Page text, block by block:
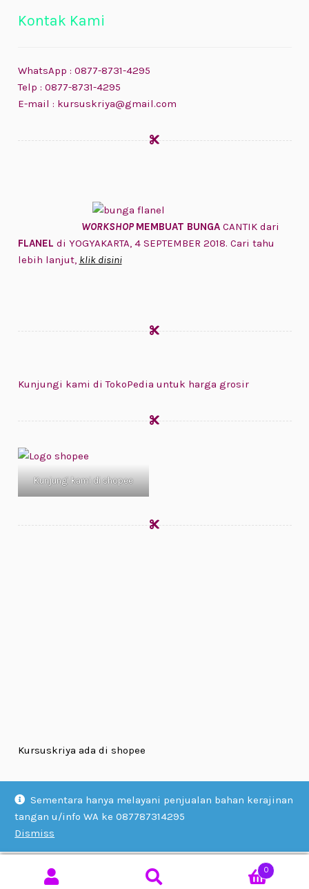
Sementara hanya melayani penjualan bahan kerajinan
tangan u/info WA ke 087787314295
Dismiss
Kontak Kami
WhatsApp : 0877-8731-4295
Telp : 0877-8731-4295
E-mail : kursuskriya@gmail.com
WORKSHOP MEMBUAT BUNGACANTIK dari
FLANEL di YOGYAKARTA, 4 SEPTEMBER 2018. Cari tahu
lebih lanjut, klik disini
Kunjungi kami di TokoPedia untuk harga grosir
Kunjungi kami di shopee
Kursuskriya ada di shopee
0